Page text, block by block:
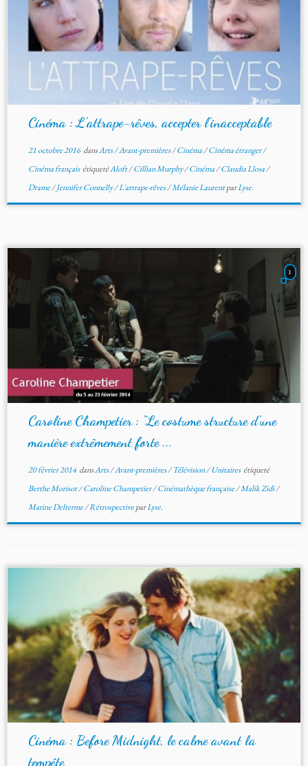
Cinéma : L’attrape-rêves, accepter l’inacceptable
21 octobre 2016dansArts/Avant-premières/Cinéma/Cinéma étranger/
Cinéma français étiquetéAloft/Cillian Murphy/Cinéma/Claudia Llosa/
Drame/Jennifer Connelly/L'attrape-rêves/Mélanie LaurentparLyse.
1
Caroline Champetier : “Le costume structure d’une
manière extrêmement forte ...
20 février 2014dansArts/Avant-premières/Télévision/Unitaires étiqueté
Berthe Morisot/Caroline Champetier/Cinémathèque française/Malik Zidi/
Marine Delterme/RétrospectiveparLyse.
Cinéma : Before Midnight, le calme avant la
tempête